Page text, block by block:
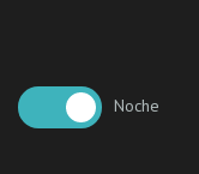
Noche